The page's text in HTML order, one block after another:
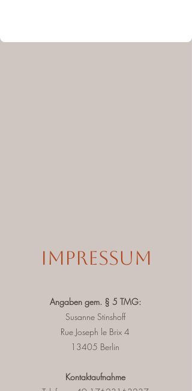
Impressum
Angaben gem. § 5 TMG:
Susanne Stinshoff
Rue Joseph le Brix 4
13405 Berlin
Kontaktaufnahme